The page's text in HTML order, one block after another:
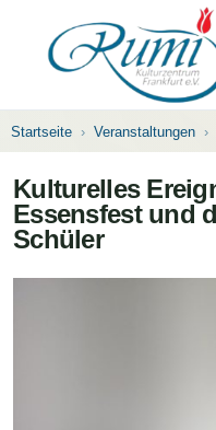
Startseite Veranstaltungen
Kulturelles
Essensfest und
Schüler